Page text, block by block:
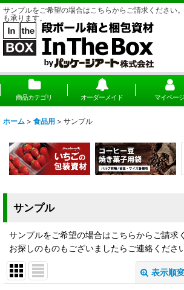
サンプルをご希望の場合はこちらからご請求ください
も承ります。
商品カテゴリ オーダーメイド マイページ
ホーム > 食品用 > サンプル
サンプル
サンプルをご希望の場合はこちらからご請求
お探しのものもございましたらご連絡ください
表示順